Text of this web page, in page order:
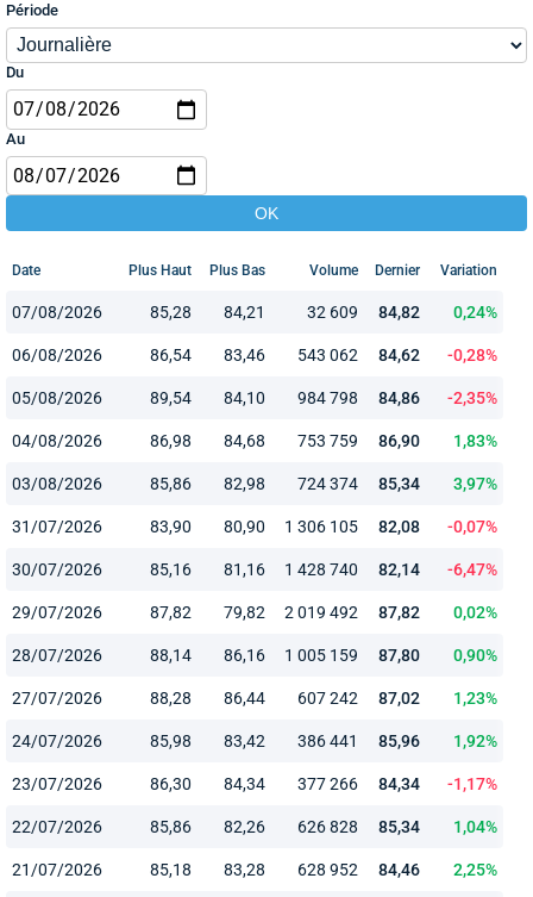
Période
Du
Au
Date Plus Haut Plus Bas Volume Dernier Variation
07/08/2026 85,28 84,21 32 609 84,82 0,24%
06/08/2026 86,54 83,46 543 062 84,62 -0,28%
05/08/2026 89,54 84,10 984 798 84,86 -2,35%
04/08/2026 86,98 84,68 753 759 86,90 1,83%
03/08/2026 85,86 82,98 724 374 85,34 3,97%
31/07/2026 83,90 80,90 1 306 105 82,08 -0,07%
30/07/2026 85,16 81,16 1 428 740 82,14 -6,47%
29/07/2026 87,82 79,82 2 019 492 87,82 0,02%
28/07/2026 88,14 86,16 1 005 159 87,80 0,90%
27/07/2026 88,28 86,44 607 242 87,02 1,23%
24/07/2026 85,98 83,42 386 441 85,96 1,92%
23/07/2026 86,30 84,34 377 266 84,34 -1,17%
22/07/2026 85,86 82,26 626 828 85,34 1,04%
21/07/2026 85,18 83,28 628 952 84,46 2,25%